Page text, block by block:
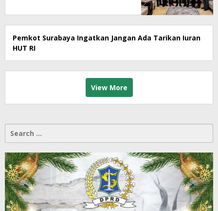
Pemkot Surabaya Ingatkan Jangan Ada Tarikan Iuran
HUT RI
View More
Search